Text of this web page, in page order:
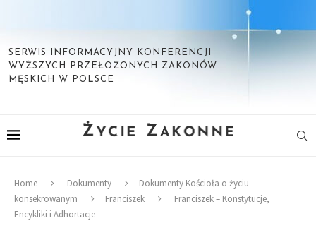
SERWIS INFORMACYJNY KONFERENCJI
WYŻSZYCH PRZEŁOŻONYCH ZAKONÓW
MĘSKICH W POLSCE
Home Dokumenty
Dokumenty Kościoła o życiu
konsekrowanym
Franciszek
Franciszek – Konstytucje,
Encykliki i Adhortacje